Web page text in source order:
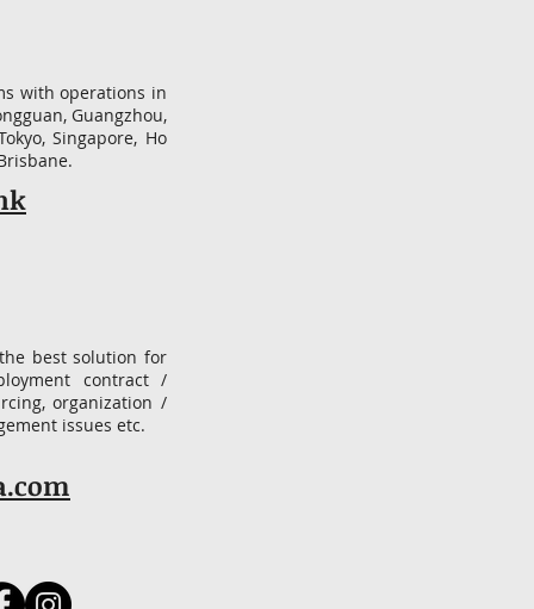
with operations in
Guangzhou,
Singapore, Ho
best solution for
contract /
organization /
issues etc.